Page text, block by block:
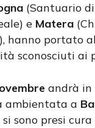
(Santuario
e Matera
hanno portato
sconosciuti ai
andrà in
ambientata a
sono presi cura